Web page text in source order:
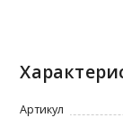
Артикул